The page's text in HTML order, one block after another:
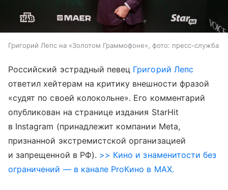
Григорий Лепс на «Золотом Граммофоне», фото: пресс-служба
Российский эстрадный певец Григорий Лепс
ответил хейтерам на критику внешности фразой
«судят по своей колокольне». Его комментарий
опубликован на странице издания StarHit
в Instagram (принадлежит компании Meta,
признанной экстремистской организацией
и запрещенной в РФ). >> Кино и знаменитости без
ограничений — в канале ProКино в MAX.